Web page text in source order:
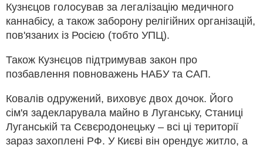
Кузнєцов голосував за легалізацію медичного
каннабісу, а також заборону релігійних організацій,
пов'язаних із Росією (тобто УПЦ).
Також Кузнєцов підтримував закон про
позбавлення повноважень НАБУ та САП.
Ковалів одружений, виховує двох дочок. Його
сім'я задекларувала майно в Луганську, Станиці
Луганській та Сєвєродонецьку – всі ці території
зараз захоплені РФ. У Києві він орендує житло, а